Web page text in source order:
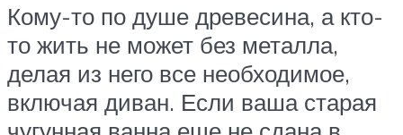
Кому-то по душе древесина, а кто-
то жить не может без металла,
делая из него все необходимое,
включая диван. Если ваша старая